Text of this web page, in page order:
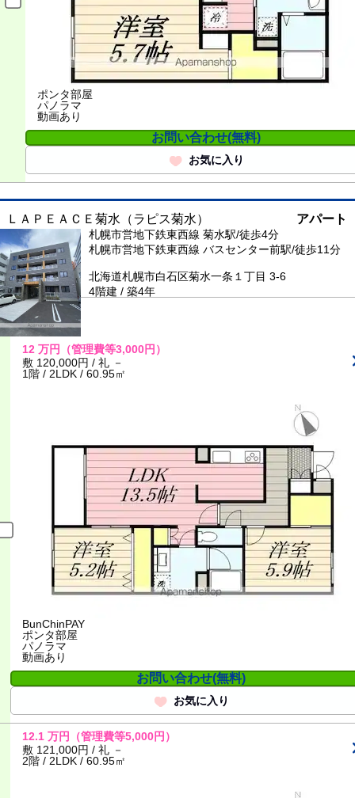
ポンタ部屋
パノラマ
動画あり
お問い合わせ(無料)
お気に入り
ＬＡＰＥＡＣＥ菊水（ラピス菊水） アパート
札幌市営地下鉄東西線 菊水駅/徒歩4分
札幌市営地下鉄東西線 バスセンター前駅/徒歩11分
北海道札幌市白石区菊水一条１丁目 3-6
4階建 / 築4年
12 万円
（管理費等3,000円）
敷 120,000円 / 礼 －
1階 / 2LDK / 60.95㎡
BunChinPAY
ポンタ部屋
パノラマ
動画あり
お問い合わせ(無料)
お気に入り
12.1 万円
（管理費等5,000円）
敷 121,000円 / 礼 －
2階 / 2LDK / 60.95㎡